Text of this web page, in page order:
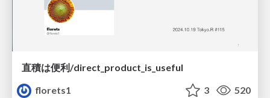
直積は便利/direct_product_is_useful
florets1
3 520